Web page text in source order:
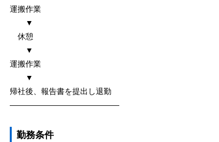
運搬作業
▼
休憩
▼
運搬作業
▼
帰社後、報告書を提出し退勤
――――――――――――――
勤務条件